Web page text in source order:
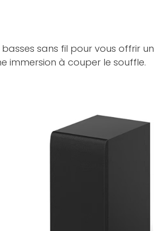
sans fil pour vous offrir un
immersion à couper le souffle.